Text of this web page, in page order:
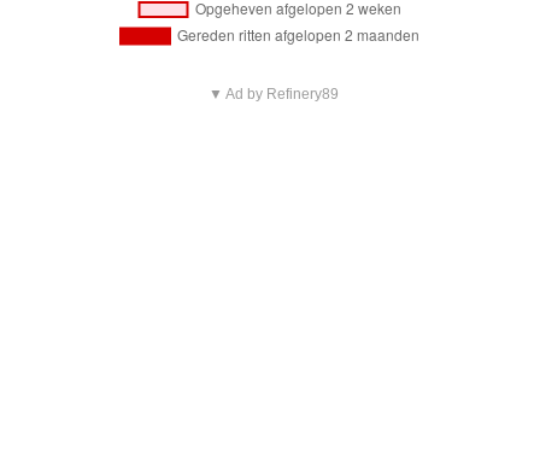
▼ Ad by Refinery89